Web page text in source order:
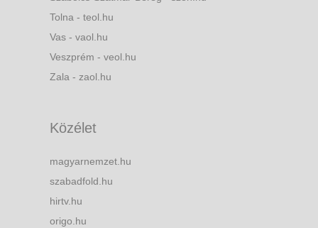
Tolna - teol.hu
Vas - vaol.hu
Veszprém - veol.hu
Zala - zaol.hu
Közélet
magyarnemzet.hu
szabadfold.hu
hirtv.hu
origo.hu